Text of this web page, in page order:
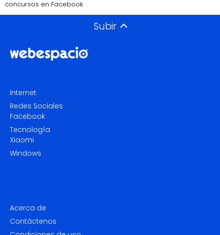
concursos en Facebook
Subir
Internet
Redes Sociales
Facebook
Tecnología
Xiaomi
Windows
Acerca de
Contáctenos